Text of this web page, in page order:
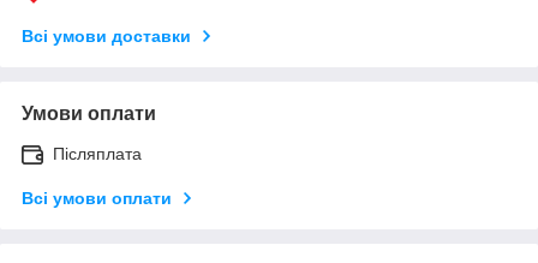
Всі умови доставки
Умови оплати
Післяплата
Всі умови оплати